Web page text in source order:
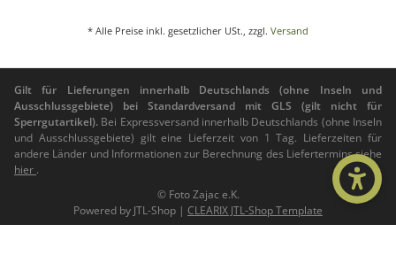
* Alle Preise inkl. gesetzlicher USt., zzgl. Versand
Gilt für Lieferungen innerhalb Deutschlands (ohne Inseln und
Ausschlussgebiete) bei Standardversand mit GLS (gilt nicht für
Sperrgutartikel). Bei Expressversand innerhalb Deutschlands (ohne Inseln
und Ausschlussgebiete) gilt eine Lieferzeit von 1 Tag. Lieferzeiten für
andere Länder und Informationen zur Berechnung des Liefertermins siehe
hier .
© Foto Zajac e.K.
Powered by JTL-Shop | CLEARIX JTL-Shop Template